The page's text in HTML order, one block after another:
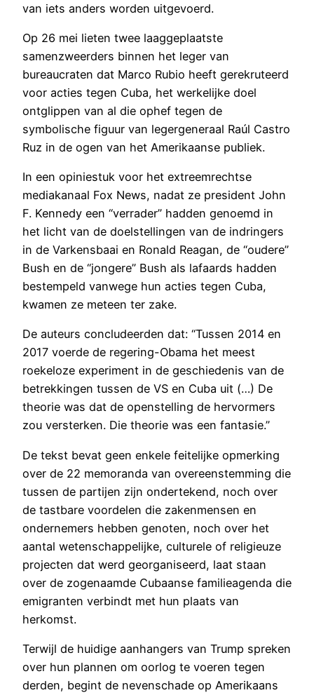
van iets anders worden uitgevoerd.
Op 26 mei lieten twee laaggeplaatste
samenzweerders binnen het leger van
bureaucraten dat Marco Rubio heeft gerekruteerd
voor acties tegen Cuba, het werkelijke doel
ontglippen van al die ophef tegen de
symbolische figuur van legergeneraal Raúl Castro
Ruz in de ogen van het Amerikaanse publiek.
In een opiniestuk voor het extreemrechtse
mediakanaal Fox News, nadat ze president John
F. Kennedy een “verrader” hadden genoemd in
het licht van de doelstellingen van de indringers
in de Varkensbaai en Ronald Reagan, de “oudere”
Bush en de “jongere” Bush als lafaards hadden
bestempeld vanwege hun acties tegen Cuba,
kwamen ze meteen ter zake.
De auteurs concludeerden dat: “Tussen 2014 en
2017 voerde de regering-Obama het meest
roekeloze experiment in de geschiedenis van de
betrekkingen tussen de VS en Cuba uit (…) De
theorie was dat de openstelling de hervormers
zou versterken. Die theorie was een fantasie.”
De tekst bevat geen enkele feitelijke opmerking
over de 22 memoranda van overeenstemming die
tussen de partijen zijn ondertekend, noch over
de tastbare voordelen die zakenmensen en
ondernemers hebben genoten, noch over het
aantal wetenschappelijke, culturele of religieuze
projecten dat werd georganiseerd, laat staan
over de zogenaamde Cubaanse familieagenda die
emigranten verbindt met hun plaats van
herkomst.
Terwijl de huidige aanhangers van Trump spreken
over hun plannen om oorlog te voeren tegen
derden, begint de nevenschade op Amerikaans